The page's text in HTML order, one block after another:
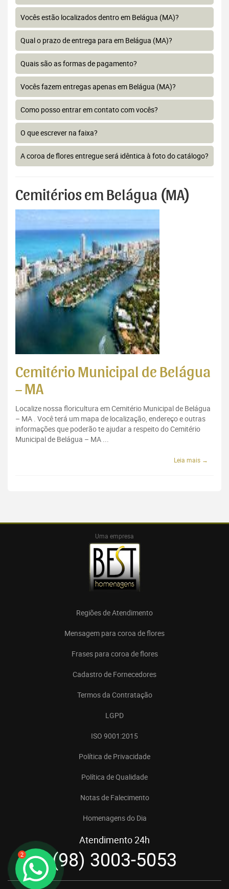
2
Vocês estão localizados dentro em Belágua (MA)?
Qual o prazo de entrega para em Belágua (MA)?
Quais são as formas de pagamento?
Vocês fazem entregas apenas em Belágua (MA)?
Como posso entrar em contato com vocês?
O que escrever na faixa?
A coroa de flores entregue será idêntica à foto do catálogo?
Cemitérios em Belágua (MA)
Cemitério Municipal de Belágua
– MA
Localize nossa floricultura em Cemitério Municipal de Belágua
– MA . Você terá um mapa de localização, endereço e outras
informações que poderão te ajudar a respeito do Cemitério
Municipal de Belágua – MA ...
Leia mais →
Uma empresa
Regiões de Atendimento
Mensagem para coroa de flores
Frases para coroa de flores
Cadastro de Fornecedores
Termos da Contratação
LGPD
ISO 9001:2015
Política de Privacidade
Política de Qualidade
Notas de Falecimento
Homenagens do Dia
Atendimento 24h
(98) 3003-5053